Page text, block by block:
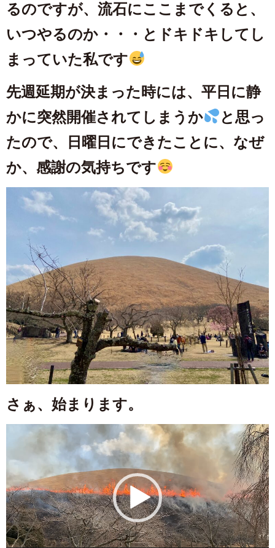
るのですが、流石にここまでくると、
いつやるのか・・・とドキドキしてし
まっていた私です
先週延期が決まった時には、平日に静
かに突然開催されてしまうか
と思っ
たので、日曜日にできたことに、なぜ
か、感謝の気持ちです
さぁ、始まります。
レ
ー
ヤ
ー